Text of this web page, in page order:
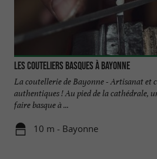
Les Couteliers Basques à Bayonne
La coutellerie de Bayonne - Artisanat et
authentiques ! Au pied de la cathédrale,
faire basque à ...
10 m - Bayonne